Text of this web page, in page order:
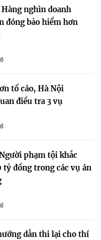
nghìn doanh
đóng bảo hiểm hơn
tố cáo, Hà Nội
điều tra 3 vụ
phạm tội khắc
tỷ đồng trong các vụ án
dẫn thi lại cho thí